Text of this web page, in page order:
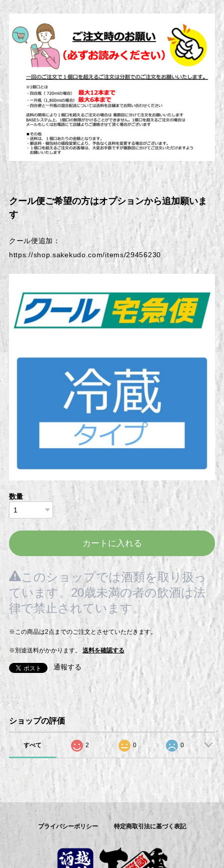
クール便ご希望の方はオプションから追加願いま
す
クール便追加：
https://shop.sakekudo.com/items/29456230
数量
カートに入れる
このショップでは酒類を取り扱っ
ています。20歳未満の者の飲酒は法
律で禁止されています。
※この商品は2点までのご注文とさせていただきます。
※別途送料がかかります。 送料を確認する
通報する
ショップの評価
すべて 2 0 0
プライバシーポリシー 特定商取引法に基づく表記